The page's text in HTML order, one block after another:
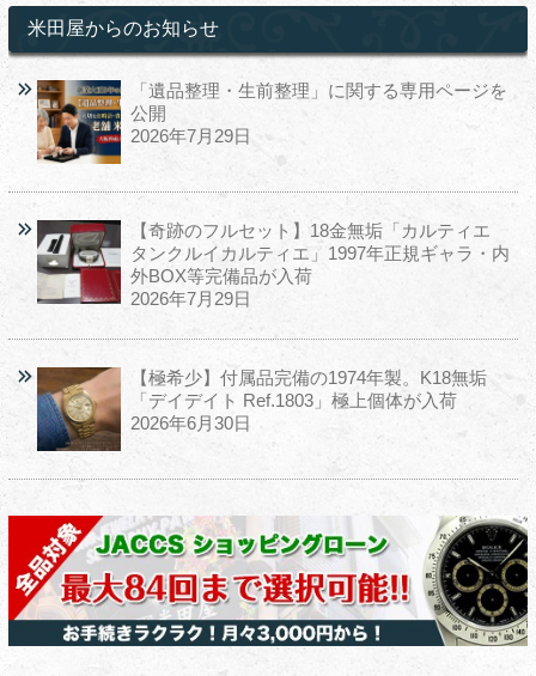
米田屋からのお知らせ
「遺品整理・生前整理」に関する専用ページを
公開
2026年7月29日
【奇跡のフルセット】18金無垢「カルティエ
タンクルイカルティエ」1997年正規ギャラ・内
外BOX等完備品が入荷
2026年7月29日
【極希少】付属品完備の1974年製。K18無垢
「デイデイト Ref.1803」極上個体が入荷
2026年6月30日